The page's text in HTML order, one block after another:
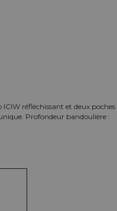
réfléchissant et deux poches
Profondeur bandoulière :